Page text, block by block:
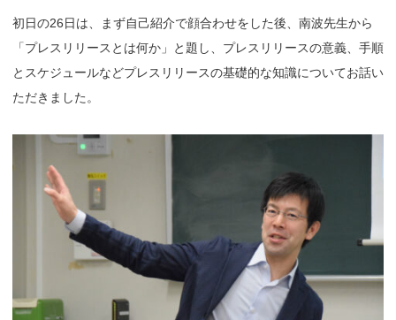
初日の26日は、まず自己紹介で顔合わせをした後、南波先生から
「プレスリリースとは何か」と題し、プレスリリースの意義、手順
とスケジュールなどプレスリリースの基礎的な知識についてお話い
ただきました。